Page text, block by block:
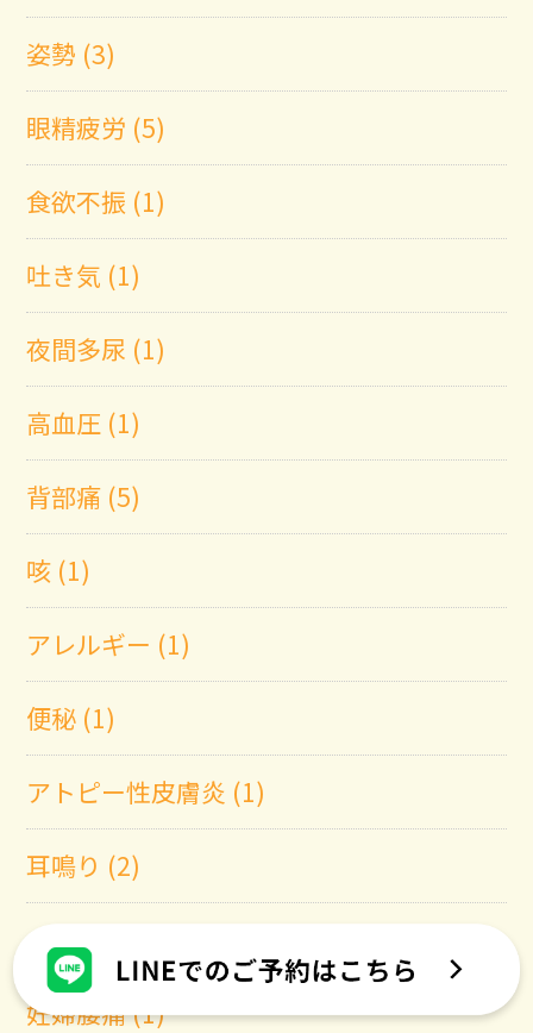
姿勢 (3)
眼精疲労 (5)
食欲不振 (1)
吐き気 (1)
夜間多尿 (1)
高血圧 (1)
背部痛 (5)
咳 (1)
アレルギー (1)
便秘 (1)
アトピー性皮膚炎 (1)
耳鳴り (2)
ヘルペス (1)
妊婦腰痛 (1)